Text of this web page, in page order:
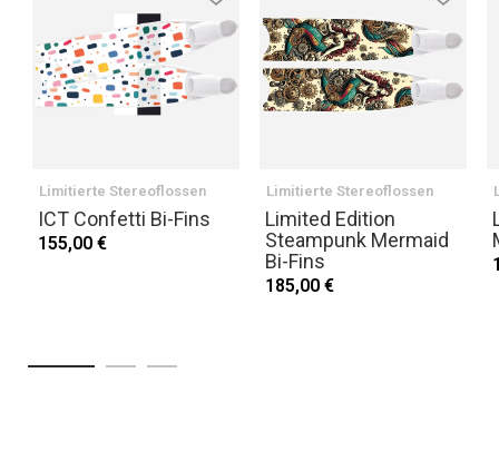
Limitierte Stereoflossen
ICT Confetti Bi-Fins
155,00 €
Limitierte Stereoflossen
Limited Edition
Steampunk Mermaid
Bi-Fins
185,00 €